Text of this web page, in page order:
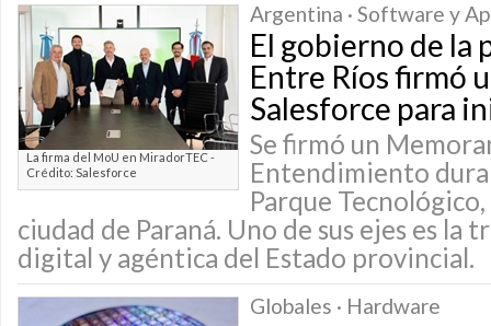
La firma del MoU en MiradorTEC -
Crédito: Salesforce
Argentina · Software y
El gobierno de la
Entre Ríos firmó
Salesforce para
Se firmó un
Entendimiento
Parque
ciudad de Paraná. Uno de sus ejes es la
digital y agéntica del Estado provincial.
Globales · Hardware